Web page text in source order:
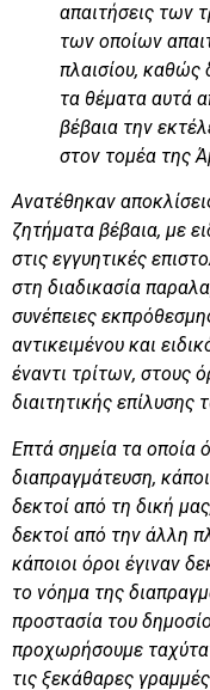
απαιτήσεις των
των οποίων
πλαισίου, καθώς
τα θέματα αυτά
βέβαια την
στον τομέα της
Ανατέθηκαν
ζητήματα βέβαια, με
στις εγγυητικές
στη διαδικασία
συνέπειες
αντικειμένου και
έναντι τρίτων, στους
διαιτητικής
Επτά σημεία τα οποία
διαπραγμάτευση,
δεκτοί από τη δική
δεκτοί από την άλλη
κάποιοι όροι έγιναν
το νόημα της
προστασία του
προχωρήσουμε
τις ξεκάθαρες